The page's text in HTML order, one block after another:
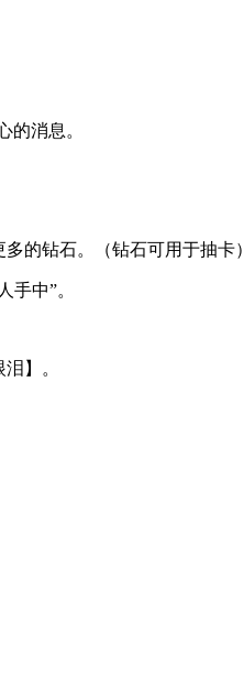
的消息。
的钻石。（钻石可用于抽卡
中”。
】。